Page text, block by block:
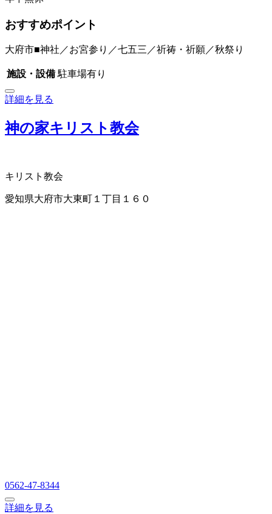
おすすめポイント
大府市■神社／お宮参り／七五三／祈祷・祈願／秋祭り
施設・設備 駐車場有り
詳細を見る
神の家キリスト教会
キリスト教会
愛知県大府市大東町１丁目１６０
0562-47-8344
詳細を見る